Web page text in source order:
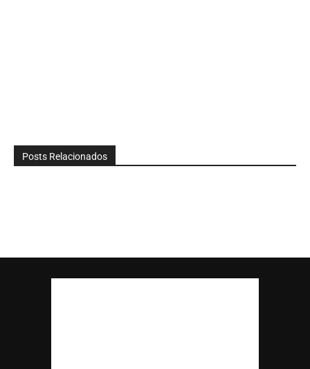
Posts Relacionados